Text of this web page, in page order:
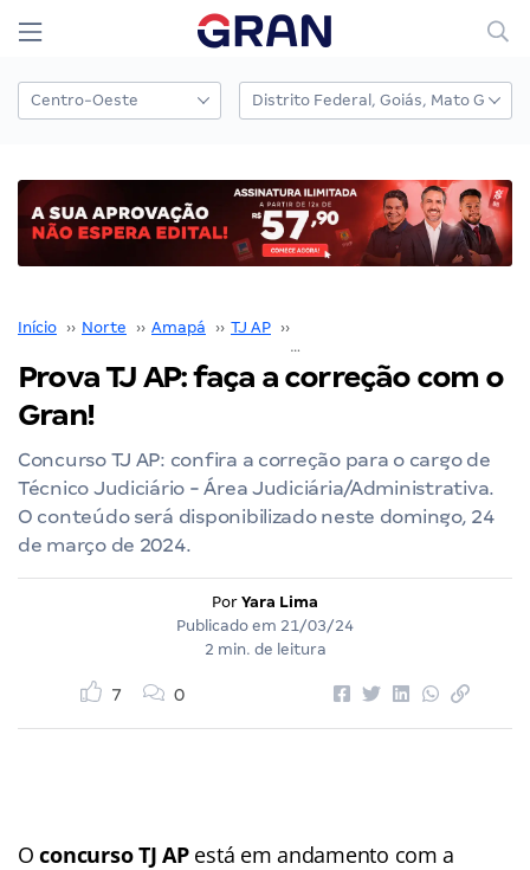
Início ›› Norte ›› Amapá ›› TJ AP ››
Prova TJ AP: faça a correção com o
Gran!
Concurso TJ AP: confira a correção para o cargo de
Técnico Judiciário - Área Judiciária/Administrativa.
O conteúdo será disponibilizado neste domingo, 24
de março de 2024.
Por Yara Lima
Publicado em 21/03/24
2 min. de leitura
7 0
Oconcurso TJ AP está em andamento com a